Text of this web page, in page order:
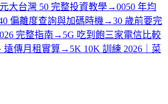
大台灣 50 完整投資教學→0050 年均
偏離度查詢與加碼時機 →30 歲前要完
完整指南 → 5G 吃到飽三家電信比較
遠傳月租實算→ 5K 10K 訓練 2026｜菜